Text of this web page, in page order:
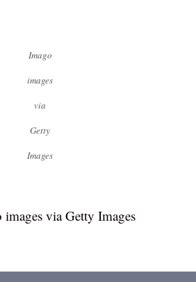
Imago
images
via
Getty
Images
via Getty Images